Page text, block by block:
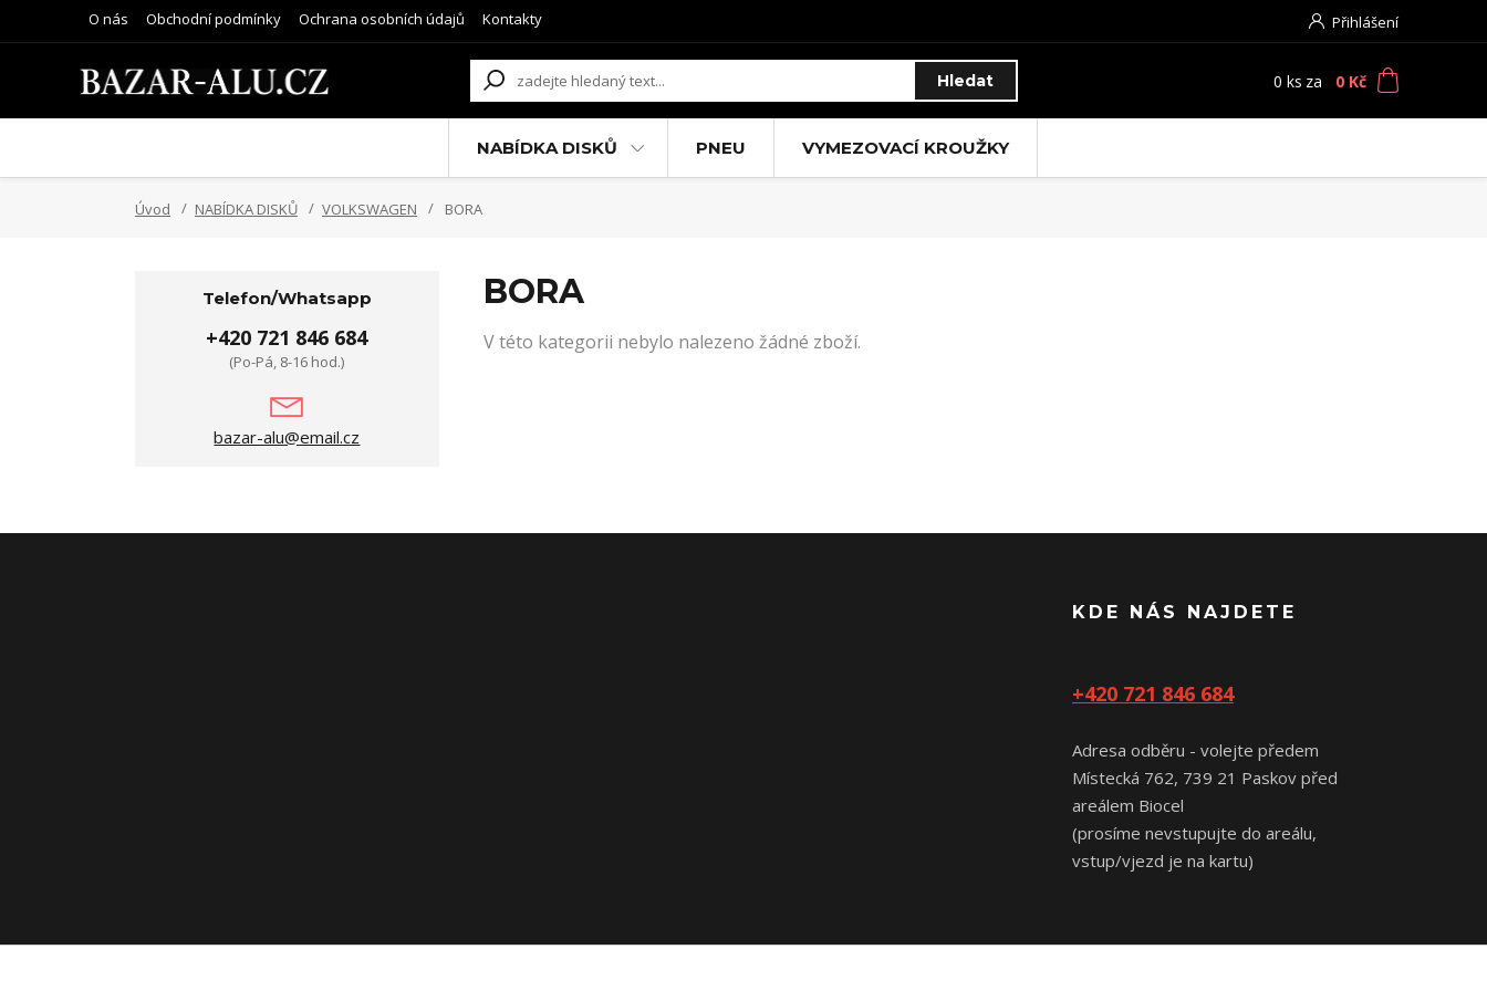
O nás Obchodní podmínky Ochrana osobních údajů Kontakty Přihlášení
Hledat 0 ks za 0 Kč
NABÍDKA DISKŮ PNEU VYMEZOVACÍ KROUŽKY
Úvod NABÍDKA DISKŮ VOLKSWAGEN BORA
BORA
V této kategorii nebylo nalezeno žádné zboží.
Telefon/Whatsapp
+420 721 846 684
(Po-Pá, 8-16 hod.)
bazar-alu@email.cz
KDE NÁS NAJDETE
+420 721 846 684
Adresa odběru - volejte předem
Místecká 762, 739 21 Paskov před
areálem Biocel
(prosíme nevstupujte do areálu,
vstup/vjezd je na kartu)